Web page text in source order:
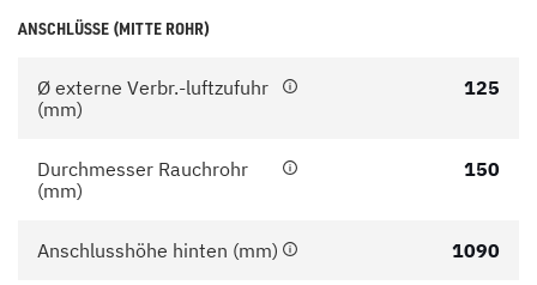
ANSCHLÜSSE (MITTE ROHR)
Ø externe Verbr.-luftzufuhr
(mm)
125
Durchmesser Rauchrohr
(mm)
150
Anschlusshöhe hinten (mm) 1090